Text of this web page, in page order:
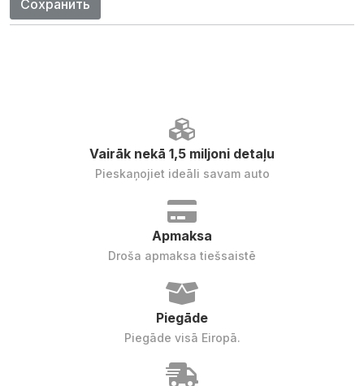
Сохранить
Vairāk nekā 1,5 miljoni detaļu
Pieskaņojiet ideāli savam auto
Apmaksa
Droša apmaksa tiešsaistē
Piegāde
Piegāde visā Eiropā.